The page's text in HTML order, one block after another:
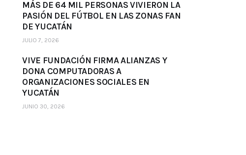
MÁS DE 64 MIL PERSONAS VIVIERON LA
PASIÓN DEL FÚTBOL EN LAS ZONAS FAN
DE YUCATÁN
JULIO 7, 2026
VIVE FUNDACIÓN FIRMA ALIANZAS Y
DONA COMPUTADORAS A
ORGANIZACIONES SOCIALES EN
YUCATÁN
JUNIO 30, 2026